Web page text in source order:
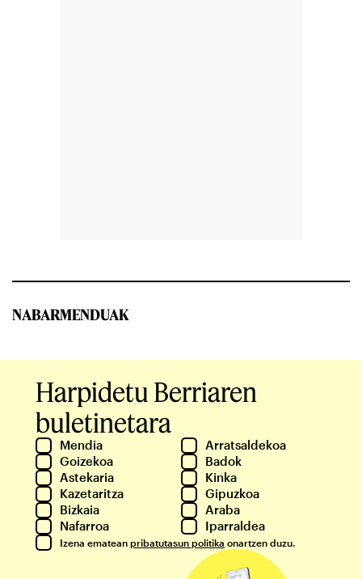
NABARMENDUAK
Harpidetu Berriaren
buletinetara
Mendia
Arratsaldekoa
Goizekoa
Badok
Astekaria
Kinka
Kazetaritza
Gipuzkoa
Bizkaia
Araba
Nafarroa
Iparraldea
Izena ematean pribatutasun politika onartzen duzu.